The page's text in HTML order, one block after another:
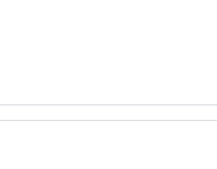
Ett modernt